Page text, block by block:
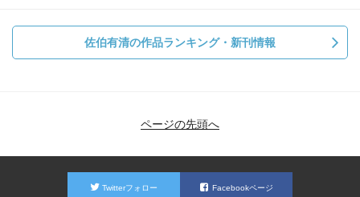
佐伯有清の作品ランキング・新刊情報
ページの先頭へ
Twitterフォロー Facebookページ